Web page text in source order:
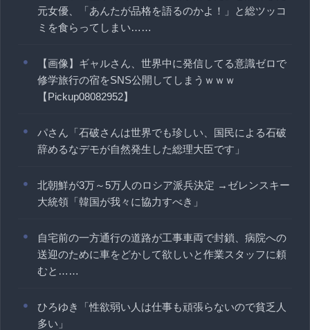
元女優、「あんたが品格を語るのかよ！」と総ツッコ
ミを食らってしまい……
【画像】ギャルさん、世界中に発信してる意識ゼロで
修学旅行の宿をSNS公開してしまうｗｗｗ
【Pickup08082952】
パさん「石破さんは世界でも珍しい、国民による石破
辞めるなデモが自然発生した総理大臣です」
北朝鮮が3万～5万人のロシア派兵決定 →ゼレンスキー
大統領「韓国が我々に協力すべき」
自宅前の一方通行の道路が工事車両で封鎖、病院への
送迎のために車をどかして欲しいと作業スタッフに頼
むと……
ひろゆき「性欲弱い人は仕事も頑張らないので貧乏人
多い」